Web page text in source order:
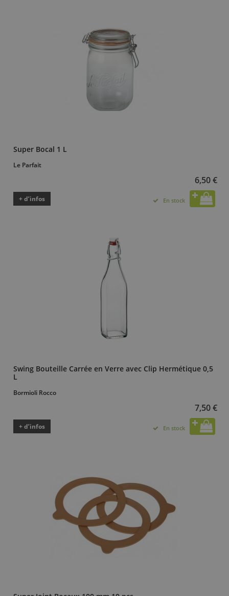
Super Bocal 1 L
Le Parfait
6,50 €
+ d’infos En stock
Swing Bouteille Carrée en Verre avec Clip Hermétique 0,5
L
Bormioli Rocco
7,50 €
+ d’infos En stock